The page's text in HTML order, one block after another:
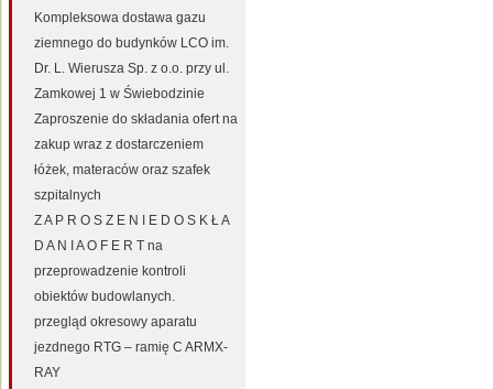
Kompleksowa dostawa gazu
ziemnego do budynków LCO im.
Dr. L. Wierusza Sp. z o.o. przy ul.
Zamkowej 1 w Świebodzinie
Zaproszenie do składania ofert na
zakup wraz z dostarczeniem
łóżek, materaców oraz szafek
szpitalnych
Z A P R O S Z E N I E D O S K Ł A
D A N I A O F E R T na
przeprowadzenie kontroli
obiektów budowlanych.
przegląd okresowy aparatu
jezdnego RTG – ramię C ARMX-
RAY